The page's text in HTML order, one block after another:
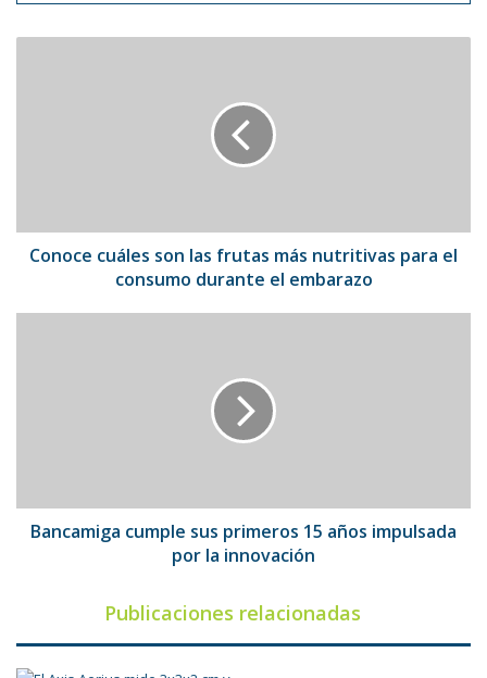
el
consumo
Conoce cuáles son las frutas más nutritivas para el
consumo durante el embarazo
la
innovación
Bancamiga cumple sus primeros 15 años impulsada
por la innovación
Publicaciones relacionadas